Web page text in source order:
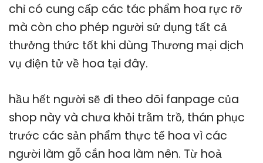
chỉ có cung cấp các tác phẩm hoa rực rỡ
mà còn cho phép người sử dụng tất cả
thưởng thức tốt khi dùng Thương mại dịch
vụ điện tử về hoa tại đây.
hầu hết người sẽ đi theo dõi fanpage của
shop này và chưa khỏi trằm trồ, thán phục
trước các sản phẩm thực tế hoa vì các
người làm gỗ cắn hoa làm nên. Từ hoả